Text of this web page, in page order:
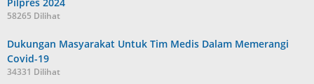
Pilpres 2024
58265 Dilihat
Dukungan Masyarakat Untuk Tim Medis Dalam Memerangi
Covid-19
34331 Dilihat